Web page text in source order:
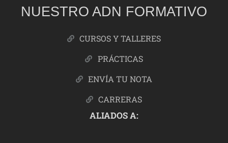
NUESTRO ADN FORMATIVO
CURSOS Y TALLERES
PRÁCTICAS
ENVÍA TU NOTA
CARRERAS
ALIADOS A: